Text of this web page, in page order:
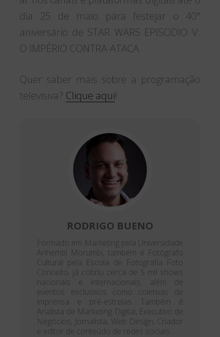
dia 25 de maio para festejar o 40°
aniversário de STAR WARS EPISODIO V:
O IMPÉRIO CONTRA-ATACA.
Quer saber mais sobre a programação
televisiva? Clique aqui!
RODRIGO BUENO
Formado em Marketing pela Universidade
Anhembi Morumbi, também é Fotógrafo
Cultural pela Escola de Fotografia Foto
Conceito, já cobriu cerca de 5 mil shows
nacionais e internacionais, além de
eventos exclusivos como coletivas de
imprensa e pré-estreias. Também é
Analista de Marketing Digital, Executivo de
Negócios, Jornalista, Web Design, Criador
e editor de conteúdo de redes sociais.